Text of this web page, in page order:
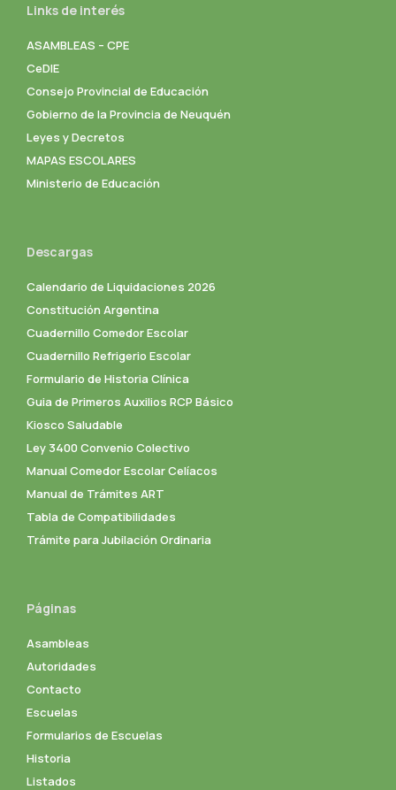
Links de interés
ASAMBLEAS – CPE
CeDIE
Consejo Provincial de Educación
Gobierno de la Provincia de Neuquén
Leyes y Decretos
MAPAS ESCOLARES
Ministerio de Educación
Descargas
Calendario de Liquidaciones 2026
Constitución Argentina
Cuadernillo Comedor Escolar
Cuadernillo Refrigerio Escolar
Formulario de Historia Clínica
Guia de Primeros Auxilios RCP Básico
Kiosco Saludable
Ley 3400 Convenio Colectivo
Manual Comedor Escolar Celíacos
Manual de Trámites ART
Tabla de Compatibilidades
Trámite para Jubilación Ordinaria
Páginas
Asambleas
Autoridades
Contacto
Escuelas
Formularios de Escuelas
Historia
Listados